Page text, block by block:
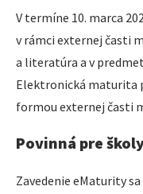
V termíne 10. marca
v rámci externej časti
a literatúra a v
Elektronická maturita
formou externej časti
Povinná pre
Zavedenie eMaturity